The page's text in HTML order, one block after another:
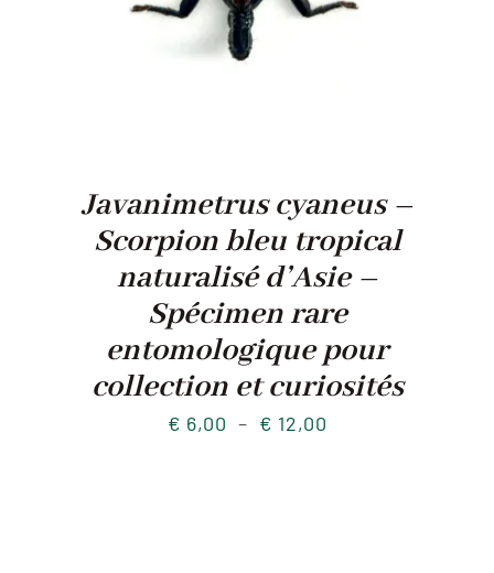
Javanimetrus cyaneus –
Scorpion bleu tropical
naturalisé d’Asie –
Spécimen rare
entomologique pour
collection et curiosités
€ 6,00 – € 12,00